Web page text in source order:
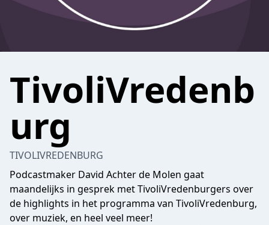
TivoliVredenb
urg
TIVOLIVREDENBURG
Podcastmaker David Achter de Molen gaat
maandelijks in gesprek met TivoliVredenburgers over
de highlights in het programma van TivoliVredenburg,
over muziek, en heel veel meer!